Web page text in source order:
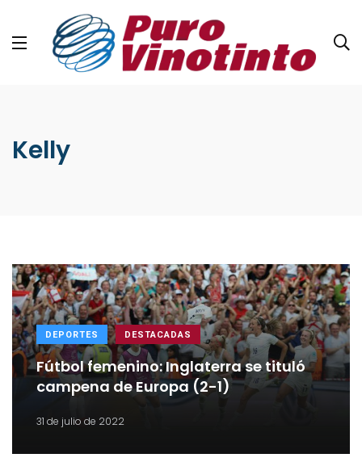
Kelly
DEPORTES DESTACADAS
Fútbol femenino: Inglaterra se tituló
campena de Europa (2-1)
31 de julio de 2022